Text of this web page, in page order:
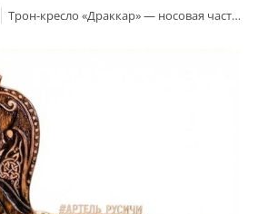
Трон-кресло «Драккар» — носовая часть корабля викингов — голова дракона